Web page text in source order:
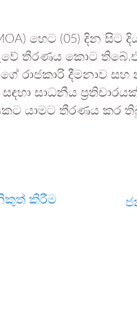
හෙට (05) දින සිට
තීරණය කොට
රාජකාරි දීමනාව සහ
සාධනීය
යාමට තීරණය කර
කිරීම